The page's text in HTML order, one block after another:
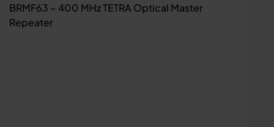
BRMF63 – 400 MHz TETRA Optical Master
Repeater